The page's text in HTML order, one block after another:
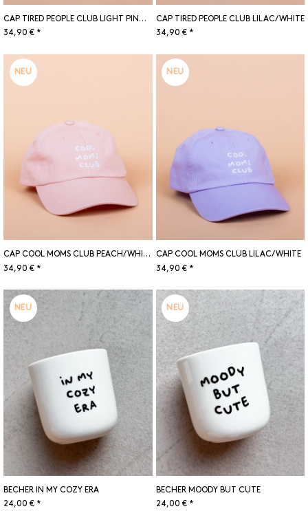
CAP TIRED PEOPLE CLUB LIGHT PINK/LILAC
34,90 € *
CAP TIRED PEOPLE CLUB LILAC/WHITE
34,90 € *
NEU
CAP COOL MOMS CLUB PEACH/WHITE
34,90 € *
NEU
CAP COOL MOMS CLUB LILAC/WHITE
34,90 € *
NEU
BECHER IN MY COZY ERA
24,00 € *
NEU
BECHER MOODY BUT CUTE
24,00 € *